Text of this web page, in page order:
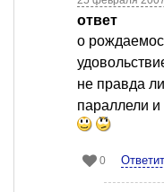
ответ
о
не правда
параллели и
0